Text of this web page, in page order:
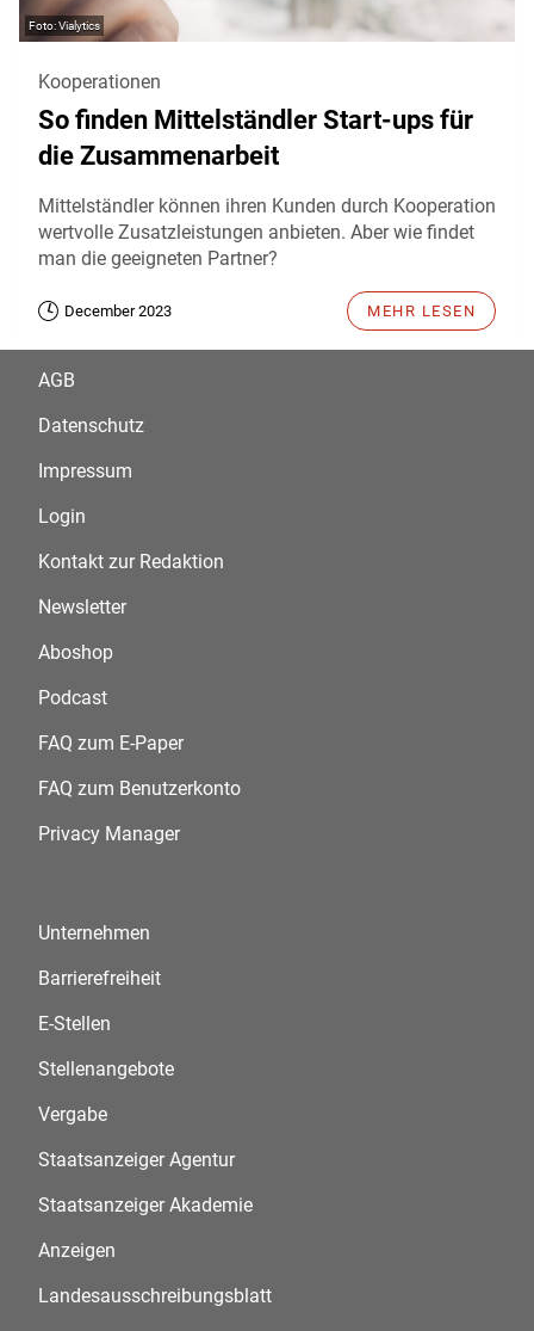
Vialytics
Kooperationen
So finden Mittelständler Start-ups für
die Zusammenarbeit
Mittelständler können ihren Kunden durch Kooperation
wertvolle Zusatzleistungen anbieten. Aber wie findet
man die geeigneten Partner?
December 2023 MEHR LESEN
AGB
Datenschutz
Impressum
Login
Kontakt zur Redaktion
Newsletter
Aboshop
Podcast
FAQ zum E-Paper
FAQ zum Benutzerkonto
Privacy Manager
Unternehmen
Barrierefreiheit
E-Stellen
Stellenangebote
Vergabe
Staatsanzeiger Agentur
Staatsanzeiger Akademie
Anzeigen
Landesausschreibungsblatt